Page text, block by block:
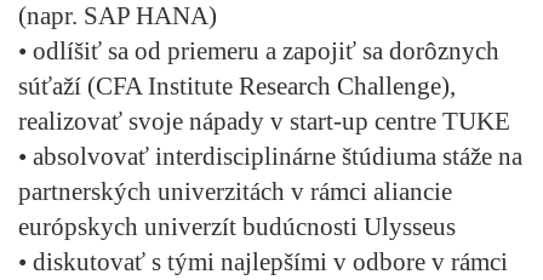
(napr. SAP HANA)
• odlíšiť sa od priemeru a zapojiť sa dorôznych
súťaží (CFA Institute Research Challenge),
realizovať svoje nápady v start-up centre TUKE
• absolvovať interdisciplinárne štúdiuma stáže na
partnerských univerzitách v rámci aliancie
európskych univerzít budúcnosti Ulysseus
• diskutovať s tými najlepšími v odbore v rámci